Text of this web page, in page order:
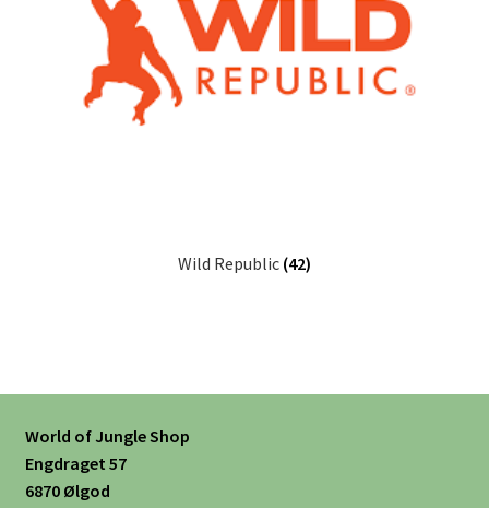
Wild Republic (42)
World of Jungle Shop
Engdraget 57
6870 Ølgod